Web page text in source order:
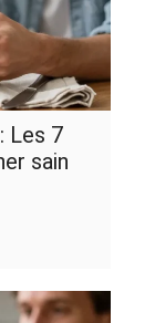
Les 7
sain